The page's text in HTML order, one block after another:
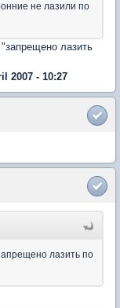
не лазили по
лазить
2007 - 10:27
лазить по